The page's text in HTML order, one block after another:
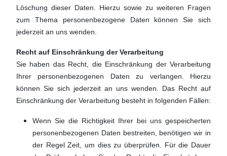
Löschung dieser Daten. Hierzu sowie zu weiteren Fragen
zum Thema personenbezogene Daten können Sie sich
jederzeit an uns wenden.
Recht auf Einschränkung der Verarbeitung
Sie haben das Recht, die Einschränkung der Verarbeitung
Ihrer personenbezogenen Daten zu verlangen. Hierzu
können Sie sich jederzeit an uns wenden. Das Recht auf
Einschränkung der Verarbeitung besteht in folgenden Fällen:
Wenn Sie die Richtigkeit Ihrer bei uns gespeicherten
personenbezogenen Daten bestreiten, benötigen wir in
der Regel Zeit, um dies zu überprüfen. Für die Dauer